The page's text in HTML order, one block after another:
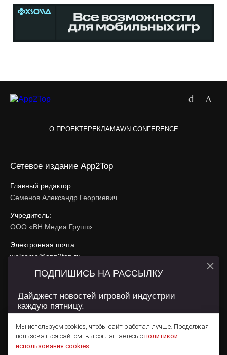
О ПРОЕКТЕРЕКЛАМАWN CONFERENCE
Сетевое издание App2Top
Главный редактор:
Семенов Александр Георгиевич
Учредитель:
ООО «ВН Медиа Групп»
Электронная почта:
welcome@app2top.ru
При использовании материалов активная ссылка на
Сайт использует IP адреса, cookie, данные геолокации
использования содержатся вПолитике конфиденциальностии
Пользовательском соглашении .
Мы используем cookies, чтобы сайт работал лучше. Продолжая
пользоваться сайтом, вы соглашаетесь с политикой
использования cookies.
ПОДПИШИСЬ НА РАССЫЛКУ
Дайджест новостей игровой индустрии
каждую пятницу.
×